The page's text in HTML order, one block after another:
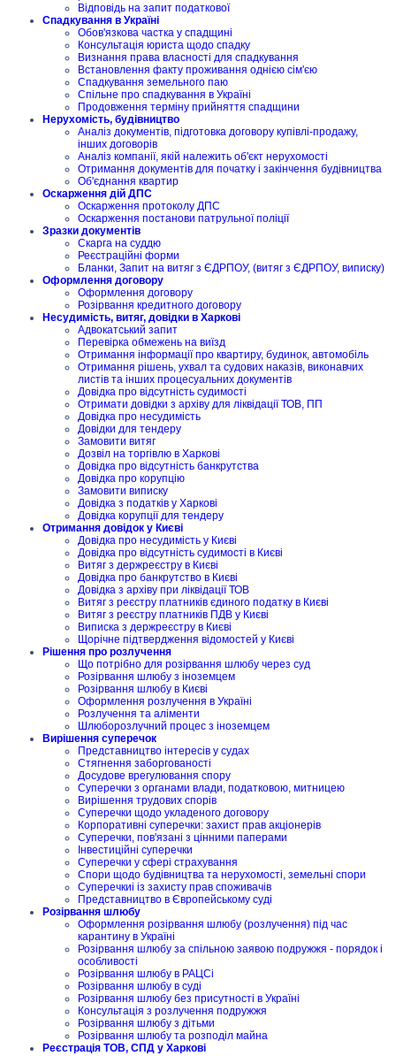
Відповідь на запит податкової
Спадкування в Україні
Обов'язкова частка у спадщині
Консультація юриста щодо спадку
Визнання права власності для спадкування
Встановлення факту проживання однією сім'єю
Спадкування земельного паю
Спільне про спадкування в Україні
Продовження терміну прийняття спадщини
Нерухомість, будівництво
Аналіз документів, підготовка договору купівлі-продажу,
інших договорів
Аналіз компанії, якій належить об'єкт нерухомості
Отримання документів для початку і закінчення будівництва
Об'єднання квартир
Оскарження дій ДПС
Оскарження протоколу ДПС
Оскарження постанови патрульної поліції
Зразки документів
Скарга на суддю
Реєстраційні форми
Бланки, Запит на витяг з ЄДРПОУ, (витяг з ЄДРПОУ, виписку)
Оформлення договору
Оформлення договору
Розірвання кредитного договору
Несудимість, витяг, довідки в Харкові
Адвокатський запит
Перевірка обмежень на виїзд
Отримання інформації про квартиру, будинок, автомобіль
Отримання рішень, ухвал та судових наказів, виконавчих
листів та інших процесуальних документів
Довідка про відсутність судимості
Отримати довідки з архіву для ліквідації ТОВ, ПП
Довідка про несудимість
Довідки для тендеру
Замовити витяг
Дозвіл на торгівлю в Харкові
Довідка про відсутність банкрутства
Довідка про корупцію
Замовити виписку
Довідка з податків у Харкові
Довідка корупції для тендеру
Отримання довідок у Києві
Довідка про несудимість у Києві
Довідка про відсутність судимості в Києві
Витяг з держреєстру в Києві
Довідка про банкрутство в Києві
Довідка з архіву при ліквідації ТОВ
Витяг з реєстру платників єдиного податку в Києві
Витяг з реєстру платників ПДВ у Києві
Виписка з держреєстру в Києві
Щорічне підтвердження відомостей у Києві
Рішення про розлучення
Що потрібно для розірвання шлюбу через суд
Розірвання шлюбу з іноземцем
Розірвання шлюбу в Києві
Оформлення розлучення в Україні
Розлучення та аліменти
Шлюборозлучний процес з іноземцем
Вирішення суперечок
Представництво інтересів у судах
Стягнення заборгованості
Досудове врегулювання спору
Суперечки з органами влади, податковою, митницею
Вирішення трудових спорів
Суперечки щодо укладеного договору
Корпоративні суперечки: захист прав акціонерів
Суперечки, пов'язані з цінними паперами
Інвестиційні суперечки
Суперечки у сфері страхування
Спори щодо будівництва та нерухомості, земельні спори
Суперечкиі із захисту прав споживачів
Представництво в Європейському суді
Розірвання шлюбу
Оформлення розірвання шлюбу (розлучення) під час
карантину в Україні
Розірвання шлюбу за спільною заявою подружжя - порядок і
особливості
Розірвання шлюбу в РАЦСі
Розірвання шлюбу в суді
Розірвання шлюбу без присутності в Україні
Консультація з розлучення подружжя
Розірвання шлюбу з дітьми
Розірвання шлюбу та розподіл майна
Реєстрація ТОВ, СПД у Харкові